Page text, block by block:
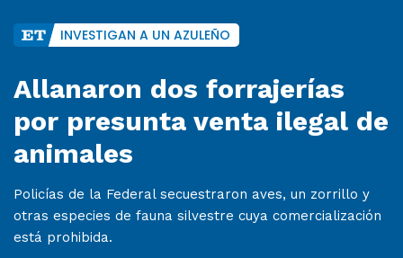
INVESTIGAN A UN AZULEÑO
Allanaron dos forrajerías
por presunta venta ilegal de
animales
Policías de la Federal secuestraron aves, un zorrillo y
otras especies de fauna silvestre cuya comercialización
está prohibida.